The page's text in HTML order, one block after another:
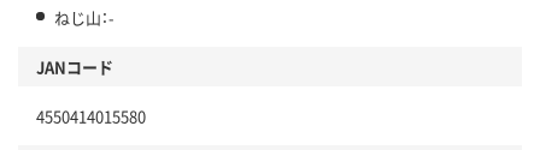
ねじ山：-
JANコード
4550414015580